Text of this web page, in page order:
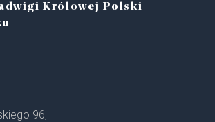
Królowej Polski
96,